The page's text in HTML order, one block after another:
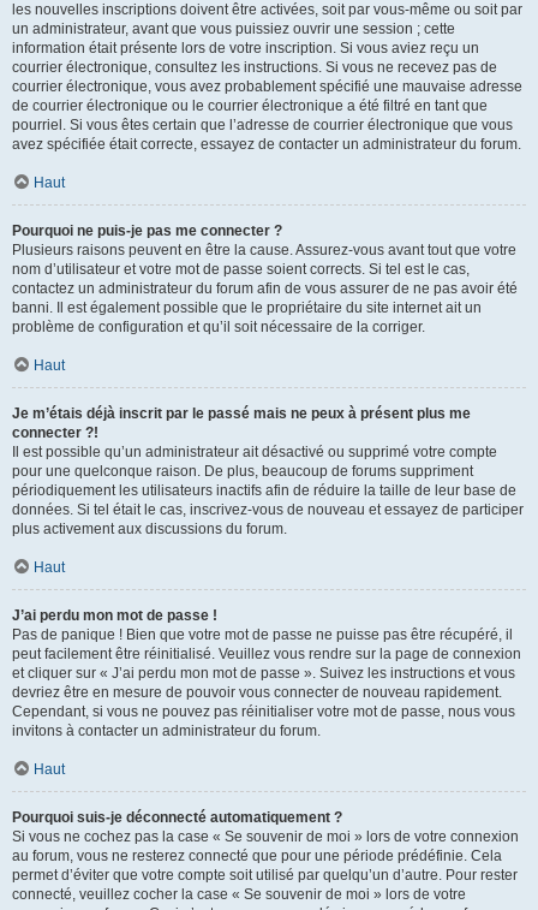
les nouvelles inscriptions doivent être activées, soit par vous-même ou soit par
un administrateur, avant que vous puissiez ouvrir une session ; cette
information était présente lors de votre inscription. Si vous aviez reçu un
courrier électronique, consultez les instructions. Si vous ne recevez pas de
courrier électronique, vous avez probablement spécifié une mauvaise adresse
de courrier électronique ou le courrier électronique a été filtré en tant que
pourriel. Si vous êtes certain que l’adresse de courrier électronique que vous
avez spécifiée était correcte, essayez de contacter un administrateur du forum.
Haut
Pourquoi ne puis-je pas me connecter ?
Plusieurs raisons peuvent en être la cause. Assurez-vous avant tout que votre
nom d’utilisateur et votre mot de passe soient corrects. Si tel est le cas,
contactez un administrateur du forum afin de vous assurer de ne pas avoir été
banni. Il est également possible que le propriétaire du site internet ait un
problème de configuration et qu’il soit nécessaire de la corriger.
Haut
Je m’étais déjà inscrit par le passé mais ne peux à présent plus me
connecter ?!
Il est possible qu’un administrateur ait désactivé ou supprimé votre compte
pour une quelconque raison. De plus, beaucoup de forums suppriment
périodiquement les utilisateurs inactifs afin de réduire la taille de leur base de
données. Si tel était le cas, inscrivez-vous de nouveau et essayez de participer
plus activement aux discussions du forum.
Haut
J’ai perdu mon mot de passe !
Pas de panique ! Bien que votre mot de passe ne puisse pas être récupéré, il
peut facilement être réinitialisé. Veuillez vous rendre sur la page de connexion
et cliquer sur « J’ai perdu mon mot de passe ». Suivez les instructions et vous
devriez être en mesure de pouvoir vous connecter de nouveau rapidement.
Cependant, si vous ne pouvez pas réinitialiser votre mot de passe, nous vous
invitons à contacter un administrateur du forum.
Haut
Pourquoi suis-je déconnecté automatiquement ?
Si vous ne cochez pas la case « Se souvenir de moi » lors de votre connexion
au forum, vous ne resterez connecté que pour une période prédéfinie. Cela
permet d’éviter que votre compte soit utilisé par quelqu’un d’autre. Pour rester
connecté, veuillez cocher la case « Se souvenir de moi » lors de votre